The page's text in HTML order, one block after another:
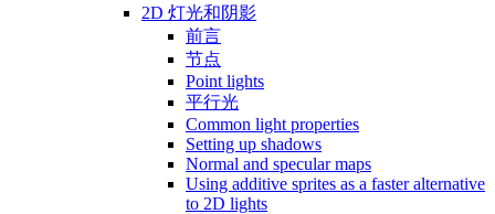
2D 灯光和阴影
前言
节点
Point lights
平行光
Common light properties
Setting up shadows
Normal and specular maps
Using additive sprites as a faster alternative
to 2D lights